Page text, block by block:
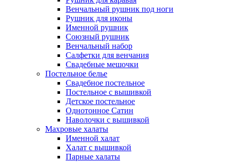
Венчальный рушник под ноги
Рушник для иконы
Именной рушник
Союзный рушник
Венчальный набор
Салфетки для венчания
Свадебные мешочки
Постельное белье
Свадебное постельное
Постельное с вышивкой
Детское постельное
Однотонное Сатин
Наволочки с вышивкой
Махровые халаты
Именной халат
Халат с вышивкой
Парные халаты